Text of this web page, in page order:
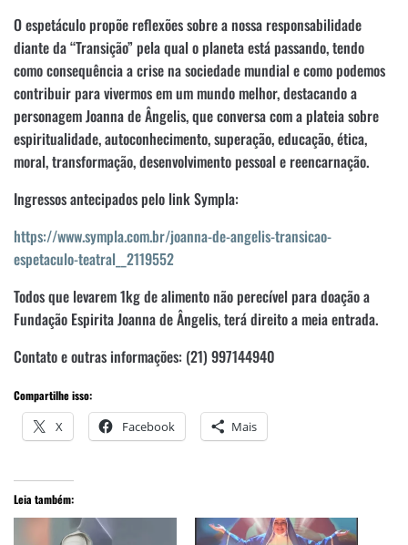
O espetáculo propõe reflexões sobre a nossa responsabilidade
diante da “Transição” pela qual o planeta está passando, tendo
como consequência a crise na sociedade mundial e como podemos
contribuir para vivermos em um mundo melhor, destacando a
personagem Joanna de Ângelis, que conversa com a plateia sobre
espiritualidade, autoconhecimento, superação, educação, ética,
moral, transformação, desenvolvimento pessoal e reencarnação.
Ingressos antecipados pelo link Sympla:
https://www.sympla.com.br/joanna-de-angelis-transicao-
espetaculo-teatral__2119552
Todos que levarem 1kg de alimento não perecível para doação a
Fundação Espirita Joanna de Ângelis, terá direito a meia entrada.
Contato e outras informações: (21) 997144940
Compartilhe isso:
X Facebook Mais
Leia também: